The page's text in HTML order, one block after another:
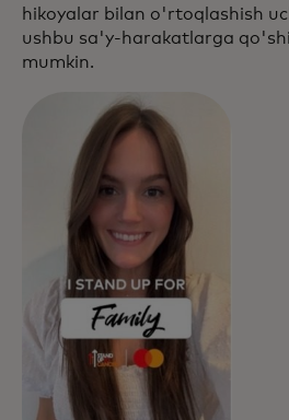
hikoyalar bilan o'rtoqlashish
ushbu sa'y-harakatlarga
mumkin.